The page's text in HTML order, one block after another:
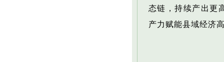
态链，持续产出更
产力赋能县域经济